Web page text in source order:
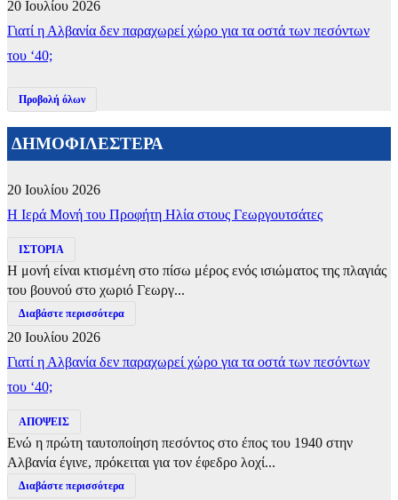
20 Ιουλίου 2026
Γιατί η Αλβανία δεν παραχωρεί χώρο για τα οστά των πεσόντων
του ‘40;
Προβολή όλων
ΔΗΜΟΦΙΛΕΣΤΕΡΑ
20 Ιουλίου 2026
​Η Ιερά Μονή του Προφήτη Ηλία στους Γεωργουτσάτες
ΙΣΤΟΡΙΑ
Η μονή είναι κτισμένη στο πίσω μέρος ενός ισιώματος της πλαγιάς
του βουνού στο χωριό Γεωργ...
Διαβάστε περισσότερα
20 Ιουλίου 2026
Γιατί η Αλβανία δεν παραχωρεί χώρο για τα οστά των πεσόντων
του ‘40;
ΑΠΟΨΕΙΣ
Ενώ η πρώτη ταυτοποίηση πεσόντος στο έπος του 1940 στην
Αλβανία έγινε, πρόκειται για τον έφεδρο λοχί...
Διαβάστε περισσότερα